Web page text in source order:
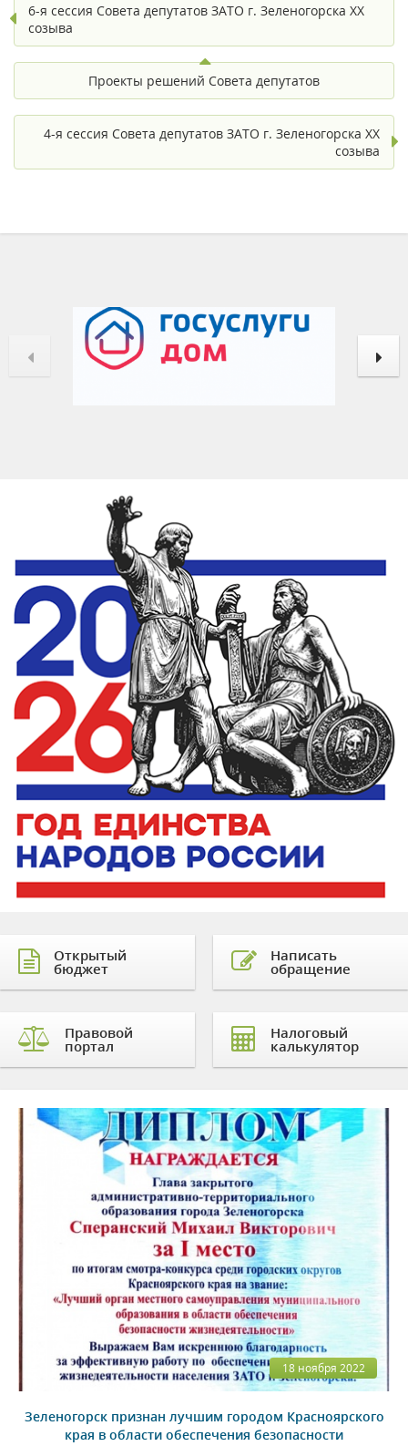
6-я сессия Совета депутатов ЗАТО г. Зеленогорска XX
созыва
Проекты решений Совета депутатов
4-я сессия Совета депутатов ЗАТО г. Зеленогорска XX
созыва
Открытый
бюджет
Правовой
портал
Написать
обращение
Налоговый
калькулятор
18 ноября 2022
Зеленогорск признан лучшим городом Красноярского
края в области обеспечения безопасности